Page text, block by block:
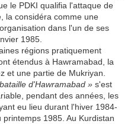
le PDKI qualifia l'attaque de
la considéra comme une
dans l'un de ses
1985.
régions pratiquement
étendus à Hawramabad, la
et une partie de Mukriyan.
d'Hawramabad » s'est
pendant des années, les
eu lieu durant l'hiver 1984-
1985. Au Kurdistan